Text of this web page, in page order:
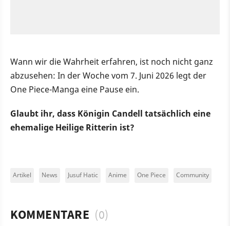
Wann wir die Wahrheit erfahren, ist noch nicht ganz
abzusehen: In der Woche vom 7. Juni 2026 legt der
One Piece-Manga eine Pause ein.
Glaubt ihr, dass Königin Candell tatsächlich eine
ehemalige Heilige Ritterin ist?
Artikel News Jusuf Hatic Anime One Piece Community
KOMMENTARE (0)